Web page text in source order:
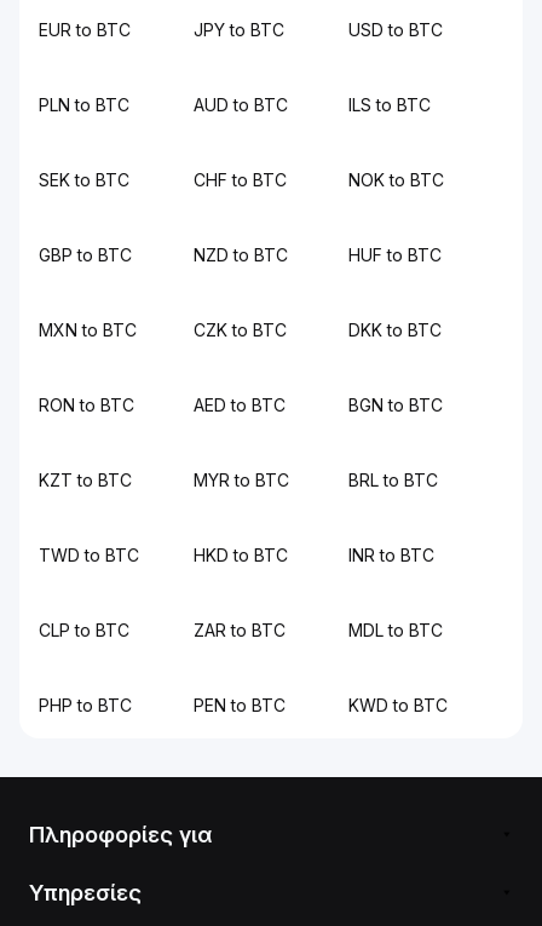
EUR to BTC JPY to BTC USD to BTC
PLN to BTC AUD to BTC ILS to BTC
SEK to BTC CHF to BTC NOK to BTC
GBP to BTC NZD to BTC HUF to BTC
MXN to BTC CZK to BTC DKK to BTC
RON to BTC AED to BTC BGN to BTC
KZT to BTC MYR to BTC BRL to BTC
TWD to BTC HKD to BTC INR to BTC
CLP to BTC ZAR to BTC MDL to BTC
PHP to BTC PEN to BTC KWD to BTC
Πληροφορίες για
Υπηρεσίες